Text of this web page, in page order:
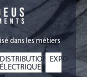
dans les métiers
DISTRIBUTION
ÉLECTRIQUE
EXPO